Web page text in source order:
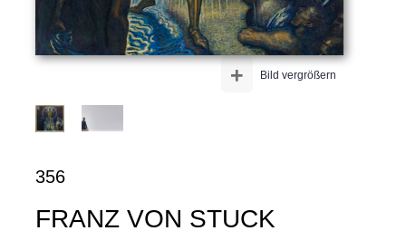
Bild vergrößern
+
356
FRANZ VON STUCK